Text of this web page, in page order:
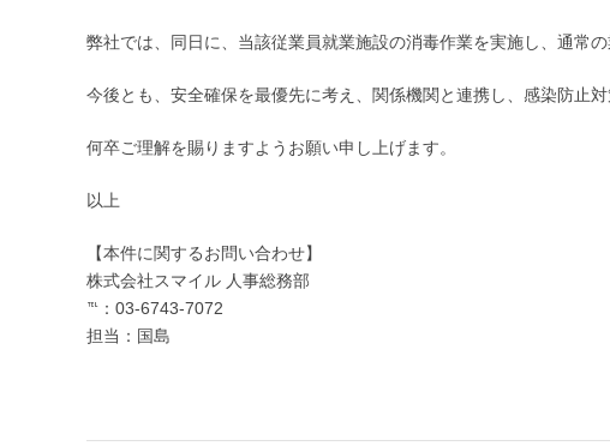
弊社では、同日に、当該従業員就業施設の消毒作業を実施し、通常の
今後とも、安全確保を最優先に考え、関係機関と連携し、感染防止対
何卒ご理解を賜りますようお願い申し上げます。
以上
【本件に関するお問い合わせ】
株式会社スマイル 人事総務部
℡：03-6743-7072
担当：国島